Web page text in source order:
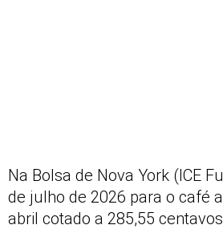
Na Bolsa de Nova York (ICE
de julho de 2026 para o café
abril cotado a 285,55